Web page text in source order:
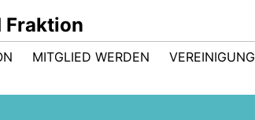
Fraktion
MITGLIED WERDEN